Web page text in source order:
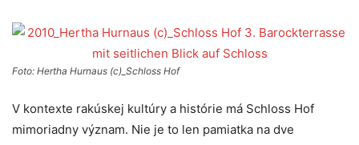
Foto: Hertha Hurnaus (c)_Schloss Hof
V kontexte rakúskej kultúry a histórie má Schloss Hof
mimoriadny význam. Nie je to len pamiatka na dve